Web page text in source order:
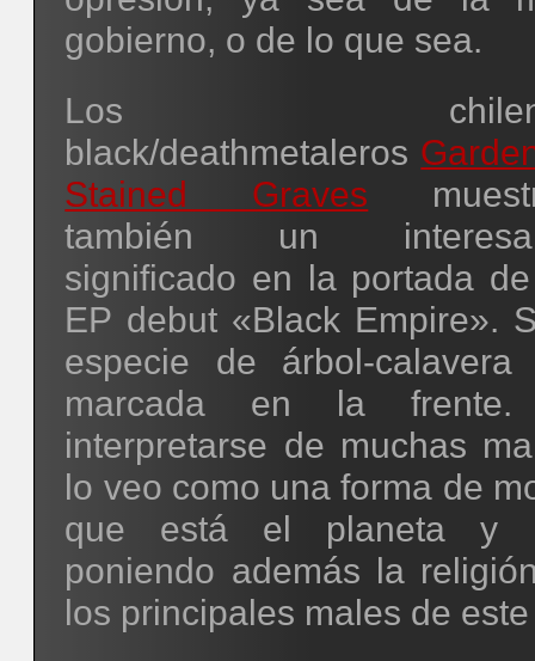
gobierno, o de lo que sea.
Los
black/deathmetaleros
Stained Graves
también un
significado en la portada
EP debut «Black Empire».
especie de árbol-
marcada en la frente.
interpretarse de muchas
lo veo como una forma de
que está el planeta y
poniendo además la
los principales males de